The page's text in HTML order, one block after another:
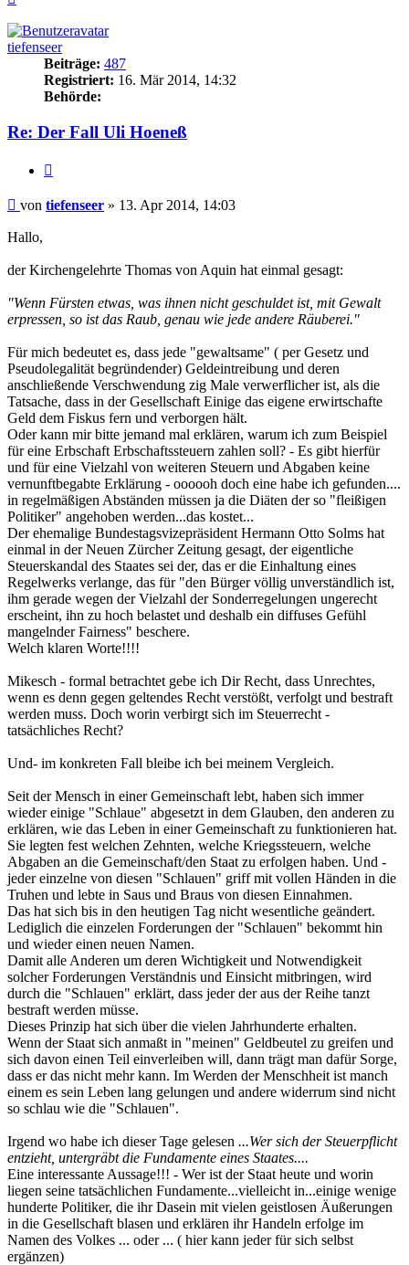
tiefenseer
Beiträge: 487
Registriert: 16. Mär 2014, 14:32
Behörde:
Re: Der Fall Uli Hoeneß
Beitrag
von tiefenseer » 13. Apr 2014, 14:03
Hallo,
der Kirchengelehrte Thomas von Aquin hat einmal gesagt:
"Wenn Fürsten etwas, was ihnen nicht geschuldet ist, mit Gewalt
erpressen, so ist das Raub, genau wie jede andere Räuberei."
Für mich bedeutet es, dass jede "gewaltsame" ( per Gesetz und
Pseudolegalität begründender) Geldeintreibung und deren
anschließende Verschwendung zig Male verwerflicher ist, als die
Tatsache, dass in der Gesellschaft Einige das eigene erwirtschafte
Geld dem Fiskus fern und verborgen hält.
Oder kann mir bitte jemand mal erklären, warum ich zum Beispiel
für eine Erbschaft Erbschaftssteuern zahlen soll? - Es gibt hierfür
und für eine Vielzahl von weiteren Steuern und Abgaben keine
vernunftbegabte Erklärung - oooooh doch eine habe ich gefunden....
in regelmäßigen Abständen müssen ja die Diäten der so "fleißigen
Politiker" angehoben werden...das kostet...
Der ehemalige Bundestagsvizepräsident Hermann Otto Solms hat
einmal in der Neuen Zürcher Zeitung gesagt, der eigentliche
Steuerskandal des Staates sei der, das er die Einhaltung eines
Regelwerks verlange, das für "den Bürger völlig unverständlich ist,
ihm gerade wegen der Vielzahl der Sonderregelungen ungerecht
erscheint, ihn zu hoch belastet und deshalb ein diffuses Gefühl
mangelnder Fairness" beschere.
Welch klaren Worte!!!!
Mikesch - formal betrachtet gebe ich Dir Recht, dass Unrechtes,
wenn es denn gegen geltendes Recht verstößt, verfolgt und bestraft
werden muss. Doch worin verbirgt sich im Steuerrecht -
tatsächliches Recht?
Und- im konkreten Fall bleibe ich bei meinem Vergleich.
Seit der Mensch in einer Gemeinschaft lebt, haben sich immer
wieder einige "Schlaue" abgesetzt in dem Glauben, den anderen zu
erklären, wie das Leben in einer Gemeinschaft zu funktionieren hat.
Sie legten fest welchen Zehnten, welche Kriegssteuern, welche
Abgaben an die Gemeinschaft/den Staat zu erfolgen haben. Und -
jeder einzelne von diesen "Schlauen" griff mit vollen Händen in die
Truhen und lebte in Saus und Braus von diesen Einnahmen.
Das hat sich bis in den heutigen Tag nicht wesentliche geändert.
Lediglich die einzelen Forderungen der "Schlauen" bekommt hin
und wieder einen neuen Namen.
Damit alle Anderen um deren Wichtigkeit und Notwendigkeit
solcher Forderungen Verständnis und Einsicht mitbringen, wird
durch die "Schlauen" erklärt, dass jeder der aus der Reihe tanzt
bestraft werden müsse.
Dieses Prinzip hat sich über die vielen Jahrhunderte erhalten.
Wenn der Staat sich anmaßt in "meinen" Geldbeutel zu greifen und
sich davon einen Teil einverleiben will, dann trägt man dafür Sorge,
dass er das nicht mehr kann. Im Werden der Menschheit ist manch
einem es sein Leben lang gelungen und andere widerrum sind nicht
so schlau wie die "Schlauen".
Irgend wo habe ich dieser Tage gelesen ...Wer sich der Steuerpflicht
entzieht, untergräbt die Fundamente eines Staates....
Eine interessante Aussage!!! - Wer ist der Staat heute und worin
liegen seine tatsächlichen Fundamente...vielleicht in...einige wenige
hunderte Politiker, die ihr Dasein mit vielen geistlosen Äußerungen
in die Gesellschaft blasen und erklären ihr Handeln erfolge im
Namen des Volkes ... oder ... ( hier kann jeder für sich selbst
ergänzen)